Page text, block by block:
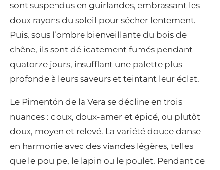
sont suspendus en guirlandes, embrassant les
doux rayons du soleil pour sécher lentement.
Puis, sous l’ombre bienveillante du bois de
chêne, ils sont délicatement fumés pendant
quatorze jours, insufflant une palette plus
profonde à leurs saveurs et teintant leur éclat.
Le Pimentón de la Vera se décline en trois
nuances : doux, doux-amer et épicé, ou plutôt
doux, moyen et relevé. La variété douce danse
en harmonie avec des viandes légères, telles
que le poulpe, le lapin ou le poulet. Pendant ce